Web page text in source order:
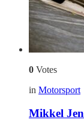
0 Votes
in Motorsport
Mikkel